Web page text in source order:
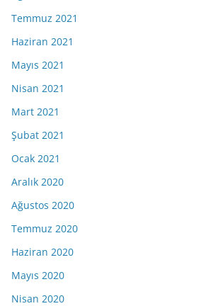
Temmuz 2021
Haziran 2021
Mayıs 2021
Nisan 2021
Mart 2021
Şubat 2021
Ocak 2021
Aralık 2020
Ağustos 2020
Temmuz 2020
Haziran 2020
Mayıs 2020
Nisan 2020